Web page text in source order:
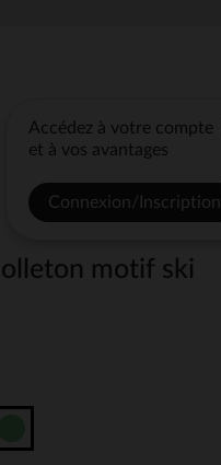
Accédez à votre compte
et à vos avantages
Connexion/Inscription
motif ski